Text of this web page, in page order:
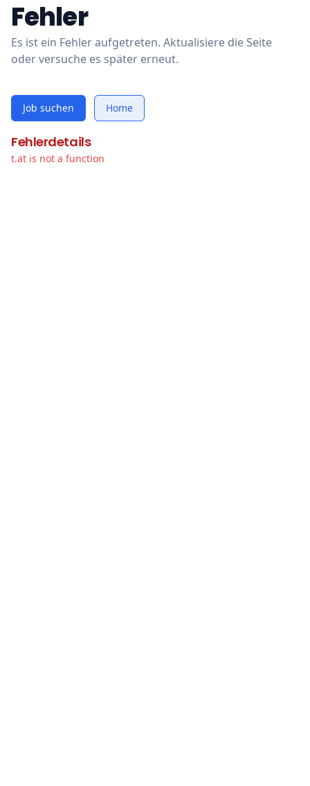
Fehler
Es ist ein Fehler aufgetreten. Aktualisiere die Seite
oder versuche es später erneut.
Job suchen Home
Fehlerdetails
t.at is not a function